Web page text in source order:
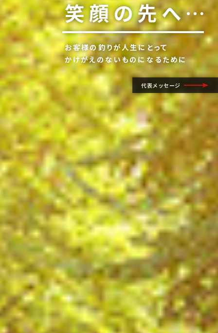
笑顔の先へ…
お客様の釣りが人生にとって
かけがえのないものになるために
代表メッセージ